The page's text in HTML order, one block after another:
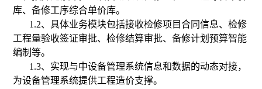
库、备修工序综合单价库。
1.2、具体业务模块包括接收检修项目合同信息、检修
工程量验收签证审批、检修结算审批、备修计划预算智能
编制等。
1.3、实现与中设备管理系统信息和数据的动态对接，
为设备管理系统提供工程造价支撑。